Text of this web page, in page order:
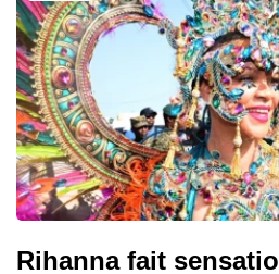
Rihanna fait